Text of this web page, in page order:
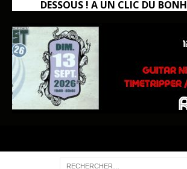
DESSOUS ! A UN CLIC DU